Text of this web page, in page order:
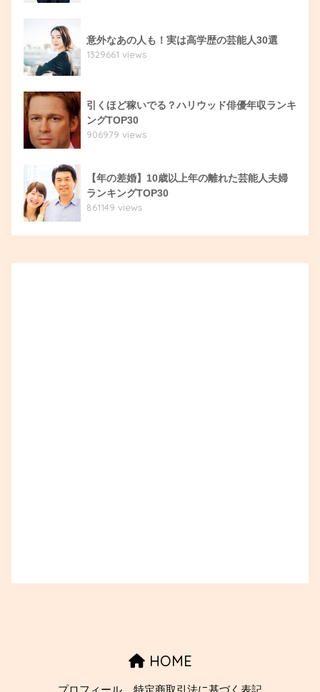
意外なあの人も！実は高学歴の芸能人30選
1329661 views
引くほど稼いでる？ハリウッド俳優年収ランキ
ングTOP30
906979 views
【年の差婚】10歳以上年の離れた芸能人夫婦
ランキングTOP30
861149 views
HOME
プロフィール 特定商取引法に基づく表記